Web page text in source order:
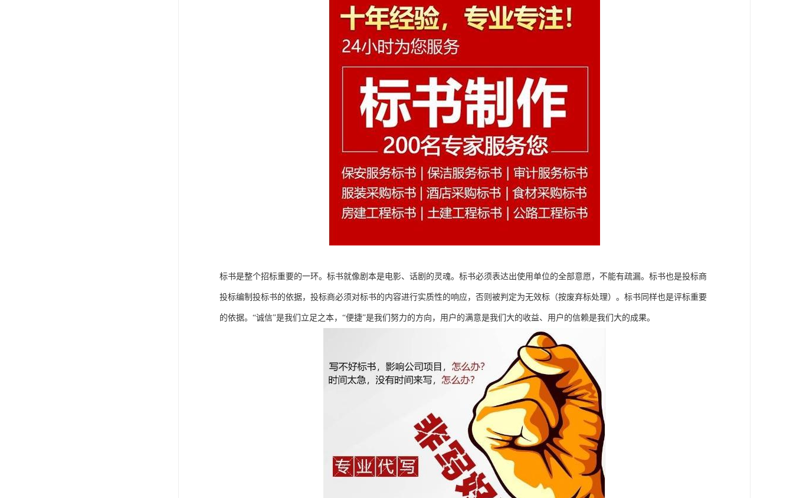
标书是整个招标重要的一环。标书就像剧本是电影、话剧的灵魂。标书必须表达出使用单位的全部意愿，不能有疏漏。标书也是投标商
投标编制投标书的依据，投标商必须对标书的内容进行实质性的响应，否则被判定为无效标（按废弃标处理）。标书同样也是评标重要
的依据。“诚信”是我们立足之本，“便捷”是我们努力的方向，用户的满意是我们大的收益、用户的信赖是我们大的成果。